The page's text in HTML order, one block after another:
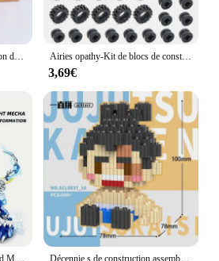
MOC-décennie s de construction de train de ville pour enfants, idées de tiges créatives, voies droites et incurvées, illeur de commutateur, R64.Bricks, jouets de bricolage, cadeau Airies opathy-Kit de blocs de construction pour enfants, plaque de support de roues doubles, pièces compatibles, 4600, 4624, 3641, 6014, 87697, MOC, briques de voiture Lego, jouets pour enfants
3,69€
Décennie s de construction assemblés amusants, Gojo Satoru Xia Youjie, blocs de puzzle japonais, jeu d'attaque de seau, jouets de loisirs